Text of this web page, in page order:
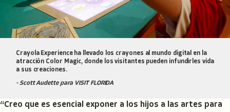
Crayola Experience ha llevado los crayones al mundo digital en la
atracción Color Magic, donde los visitantes pueden infundirles vida
a sus creaciones.
- Scott Audette para VISIT FLORIDA
“Creo que es esencial exponer a los hijos a las artes para